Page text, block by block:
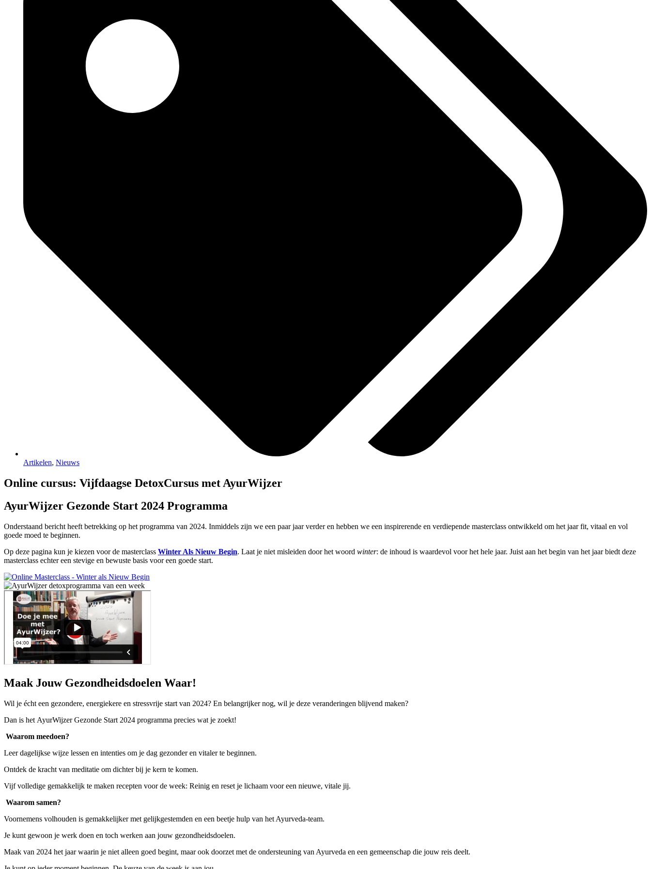
Artikelen, Nieuws
Online cursus: Vijfdaagse DetoxCursus met AyurWijzer
AyurWijzer Gezonde Start 2024 Programma
Onderstaand bericht heeft betrekking op het programma van 2024. Inmiddels zijn we een paar jaar verder en hebben we een inspirerende en verdiepende masterclass ontwikkeld om het jaar fit, vitaal en vol
goede moed te beginnen.
Op deze pagina kun je kiezen voor de masterclass Winter Als Nieuw Begin. Laat je niet misleiden door het woord winter: de inhoud is waardevol voor het hele jaar. Juist aan het begin van het jaar biedt deze
masterclass echter een stevige en bewuste basis voor een goede start.
Maak Jouw Gezondheidsdoelen Waar!
Wil je écht een gezondere, energiekere en stressvrije start van 2024? En belangrijker nog, wil je deze veranderingen blijvend maken?
Dan is het AyurWijzer Gezonde Start 2024 programma precies wat je zoekt!
Waarom meedoen?
Leer dagelijkse wijze lessen en intenties om je dag gezonder en vitaler te beginnen.
Ontdek de kracht van meditatie om dichter bij je kern te komen.
Vijf volledige gemakkelijk te maken recepten voor de week: Reinig en reset je lichaam voor een nieuwe, vitale jij.
Waarom samen?
Voornemens volhouden is gemakkelijker met gelijkgestemden en een beetje hulp van het Ayurveda-team.
Je kunt gewoon je werk doen en toch werken aan jouw gezondheidsdoelen.
Maak van 2024 het jaar waarin je niet alleen goed begint, maar ook doorzet met de ondersteuning van Ayurveda en een gemeenschap die jouw reis deelt.